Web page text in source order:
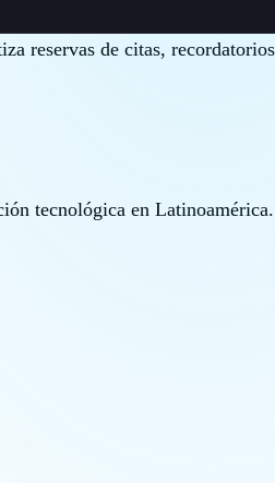
reservas de citas,
tecnológica en